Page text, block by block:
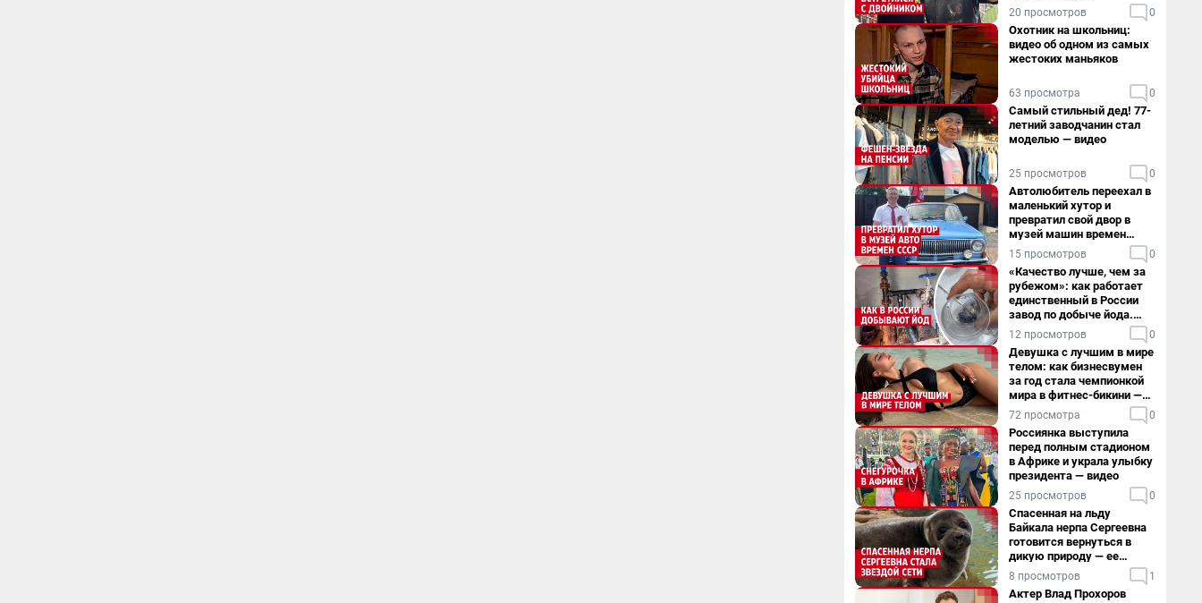
20 просмотров 0
Охотник на школьниц:
видео об одном из самых
жестоких маньяков
63 просмотра 0
Самый стильный дед! 77-
летний заводчанин стал
моделью — видео
25 просмотров 0
Автолюбитель переехал в
маленький хутор и
превратил свой двор в
музей машин времен
СССР. Видео
15 просмотров 0
«Качество лучше, чем за
рубежом»: как работает
единственный в России
завод по добыче йода.
Видео
12 просмотров 0
Девушка с лучшим в мире
телом: как бизнесвумен
за год стала чемпионкой
мира в фитнес-бикини —
видео
72 просмотра 0
Россиянка выступила
перед полным стадионом
в Африке и украла улыбку
президента — видео
25 просмотров 0
Спасенная на льду
Байкала нерпа Сергеевна
готовится вернуться в
дикую природу — ее
видеоистория
8 просмотров 1
Актер Влад Прохоров